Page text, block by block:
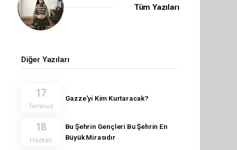
Tüm Yazıları
Diğer Yazıları
17
Temmuz
Gazze'yi Kim Kurtaracak?
18
Haziran
Bu Şehrin Gençleri Bu Şehrin En
Büyük Mirasıdır